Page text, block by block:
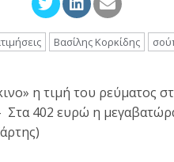
Βασίλης Κορκίδης
η τιμή του ρεύματος
402 ευρώ η